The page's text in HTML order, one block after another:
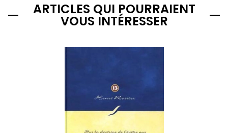
ARTICLES QUI POURRAIENT
VOUS INTÉRESSER